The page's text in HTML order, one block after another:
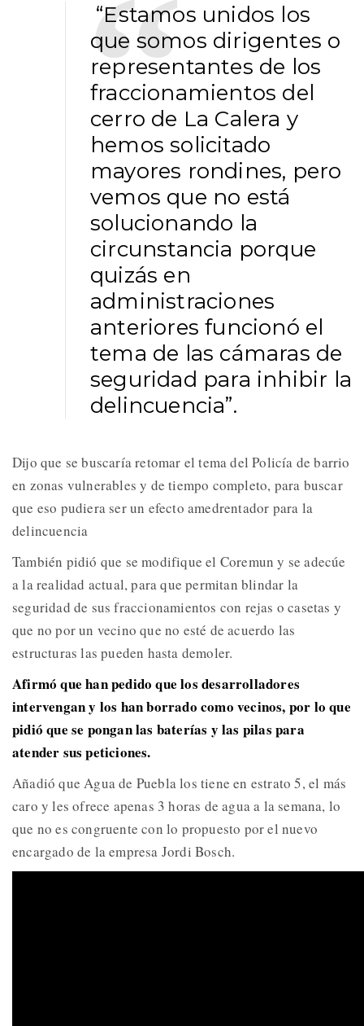
“Estamos unidos los
que somos dirigentes o
representantes de los
fraccionamientos del
cerro de La Calera y
hemos solicitado
mayores rondines, pero
vemos que no está
solucionando la
circunstancia porque
quizás en
administraciones
anteriores funcionó el
tema de las cámaras de
seguridad para inhibir la
delincuencia”.
Dijo que se buscaría retomar el tema del Policía de barrio
en zonas vulnerables y de tiempo completo, para buscar
que eso pudiera ser un efecto amedrentador para la
delincuencia
También pidió que se modifique el Coremun y se adecúe
a la realidad actual, para que permitan blindar la
seguridad de sus fraccionamientos con rejas o casetas y
que no por un vecino que no esté de acuerdo las
estructuras las pueden hasta demoler.
Afirmó que han pedido que los desarrolladores
intervengan y los han borrado como vecinos, por lo que
pidió que se pongan las baterías y las pilas para
atender sus peticiones.
Añadió que Agua de Puebla los tiene en estrato 5, el más
caro y les ofrece apenas 3 horas de agua a la semana, lo
que no es congruente con lo propuesto por el nuevo
encargado de la empresa Jordi Bosch.